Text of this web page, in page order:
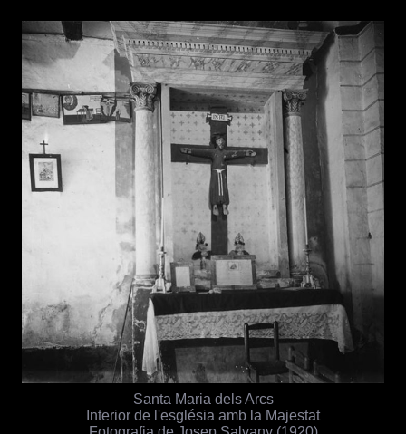
Santa Maria dels Arcs
Interior de l'església amb la Majestat